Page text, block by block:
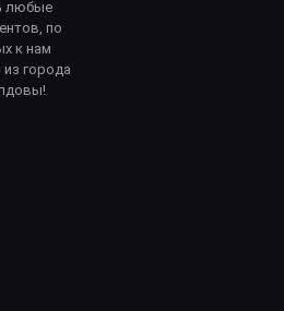
любые
по
к нам
города